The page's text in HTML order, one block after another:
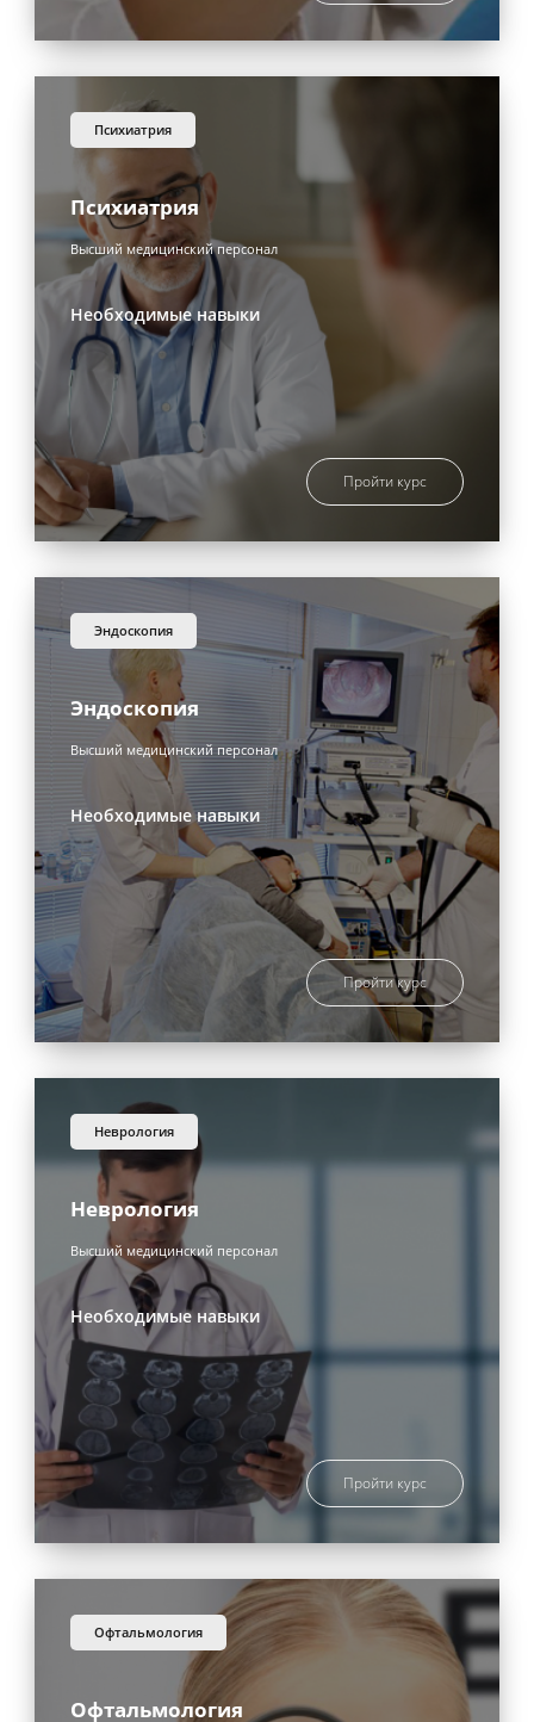
психиатрия
Психиатрия
Высший медицинский персонал
Необходимые навыки
Пройти курс
эндоскопия
Эндоскопия
Высший медицинский персонал
Необходимые навыки
Пройти курс
неврология
Неврология
Высший медицинский персонал
Необходимые навыки
Пройти курс
офтальмология
Офтальмология